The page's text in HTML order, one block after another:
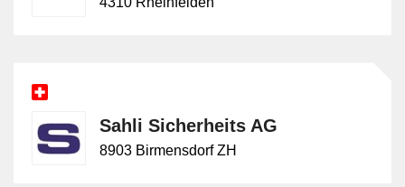
Sahli Sicherheits AG
8903 Birmensdorf ZH